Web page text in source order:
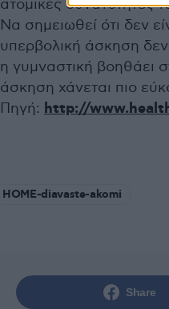
ατομικές δυνατότητες
Να σημειωθεί ότι δεν
υπερβολική άσκηση
η γυμναστική βοηθάει
άσκηση χάνεται πιο
Πηγή: http://
HOME-diavaste-akomi
Share